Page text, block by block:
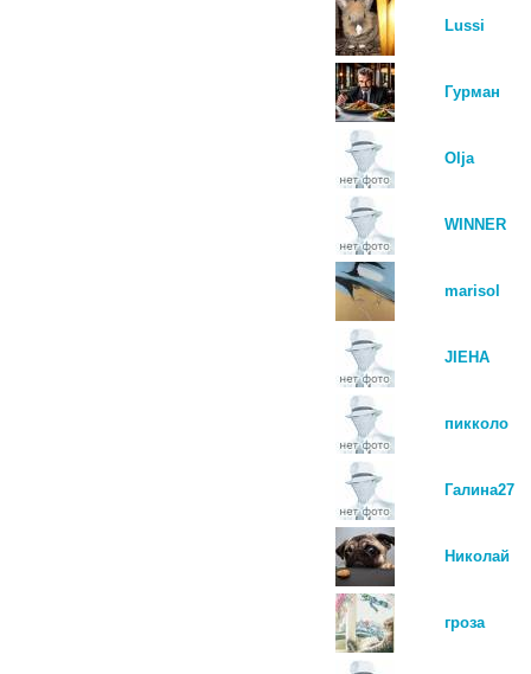
Lussi
Гурман
Olja
WINNER
marisol
JIEHA
пикколо
Галина27
Николай
гроза